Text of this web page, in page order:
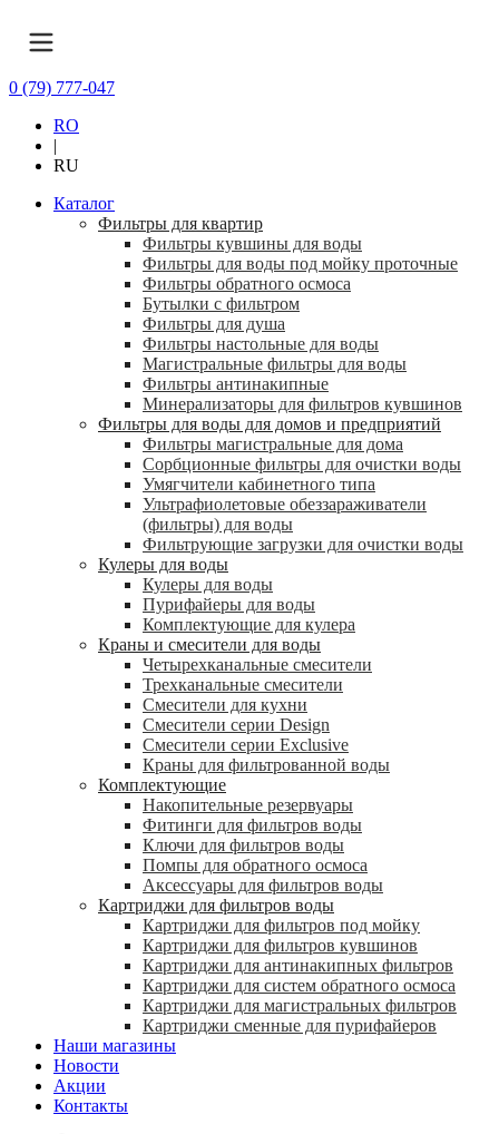
0 (79) 777-047
RO
|
RU
Каталог
Фильтры для квартир
Фильтры кувшины для воды
Фильтры для воды под мойку проточные
Фильтры обратного осмоса
Бутылки с фильтром
Фильтры для душа
Фильтры настольные для воды
Магистральные фильтры для воды
Фильтры антинакипные
Минерализаторы для фильтров кувшинов
Фильтры для воды для домов и предприятий
Фильтры магистральные для дома
Сорбционные фильтры для очистки воды
Умягчители кабинетного типа
Ультрафиолетовые обеззараживатели
(фильтры) для воды
Фильтрующие загрузки для очистки воды
Кулеры для воды
Кулеры для воды
Пурифайеры для воды
Комплектующие для кулера
Краны и смесители для воды
Четырехканальные смесители
Трехканальные смесители
Смесители для кухни
Смесители серии Design
Смесители серии Exclusive
Краны для фильтрованной воды
Комплектующие
Накопительные резервуары
Фитинги для фильтров воды
Ключи для фильтров воды
Помпы для обратного осмоса
Аксессуары для фильтров воды
Картриджи для фильтров воды
Картриджи для фильтров под мойку
Картриджи для фильтров кувшинов
Картриджи для антинакипных фильтров
Картриджи для систем обратного осмоса
Картриджи для магистральных фильтров
Картриджи сменные для пурифайеров
Наши магазины
Новости
Акции
Контакты